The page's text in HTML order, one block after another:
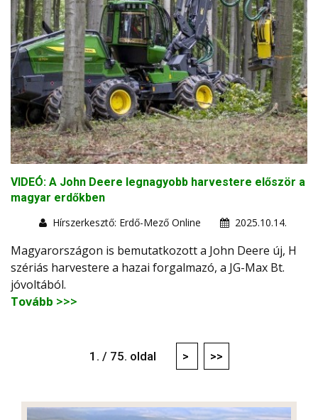
VIDEÓ: A John Deere legnagyobb harvestere először a
magyar erdőkben
Hírszerkesztő: Erdő-Mező Online
2025.10.14.
Magyarországon is bemutatkozott a John Deere új, H
szériás harvestere a hazai forgalmazó, a JG-Max Bt.
jóvoltából.
Tovább >>>
1. / 75. oldal > >>